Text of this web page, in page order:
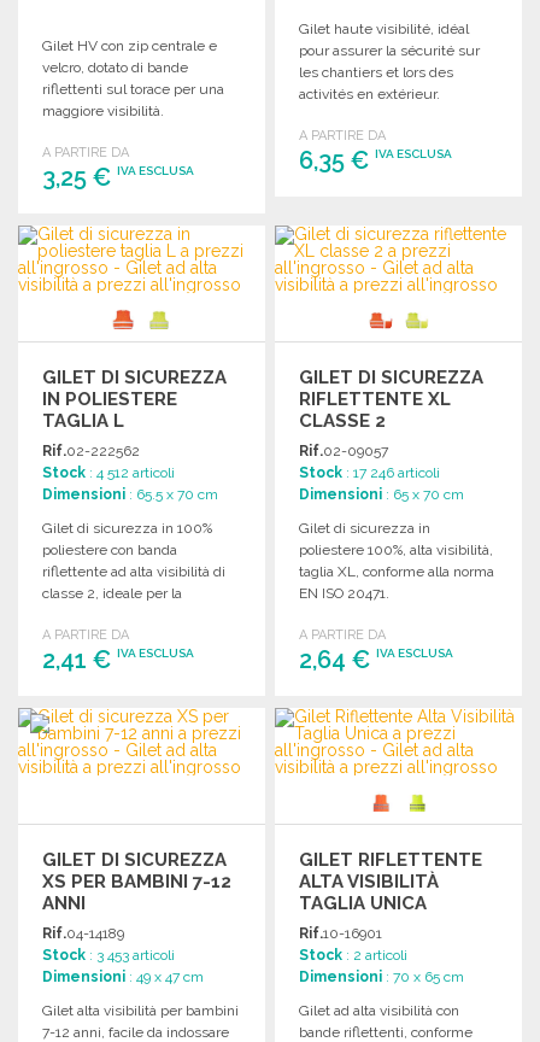
Gilet HV con zip centrale e
velcro, dotato di bande
riflettenti sul torace per una
maggiore visibilità.
A PARTIRE DA
3,25 € IVA ESCLUSA
ORDINARE
Richiedi un preventivo
Gilet haute visibilité, idéal
pour assurer la sécurité sur
les chantiers et lors des
activités en extérieur.
tailles.
A PARTIRE DA
6,35 €IVA ESCLUSA
Richiedi un preventivo
GILET DI SICUREZZA
IN POLIESTERE
TAGLIA L
Rif.02-222562
Stock : 4 512 articoli
Dimensioni : 65.5 x 70 cm
Gilet di sicurezza in 100%
poliestere con banda
riflettente ad alta visibilità di
classe 2, ideale per la
A PARTIRE DA
2,41 € IVA ESCLUSA
ORDINARE
Richiedi un preventivo
GILET DI SICUREZZA
RIFLETTENTE XL
CLASSE 2
Rif.02-09057
Stock : 17 246 articoli
Dimensioni : 65 x 70 cm
Gilet di sicurezza in
poliestere 100%, alta visibilità,
taglia XL, conforme alla norma
EN ISO 20471.
A PARTIRE DA
2,64 €IVA ESCLUSA
ORDINARE
Richiedi un preventivo
GILET DI SICUREZZA
XS PER BAMBINI 7-12
ANNI
Rif.04-14189
Stock : 3 453 articoli
Dimensioni : 49 x 47 cm
Gilet alta visibilità per bambini
7-12 anni, facile da indossare
GILET RIFLETTENTE
ALTA VISIBILITÀ
TAGLIA UNICA
Rif.10-16901
Stock : 2 articoli
Dimensioni : 70 x 65 cm
Gilet ad alta visibilità con
bande riflettenti, conforme